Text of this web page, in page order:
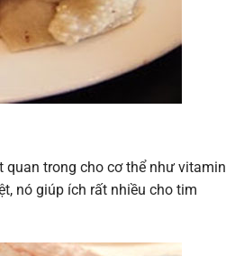
trong cho cơ thể như vitamin
nó giúp ích rất nhiều cho tim